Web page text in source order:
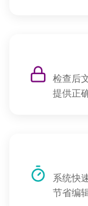
检查后
提供正
系统快
节省编